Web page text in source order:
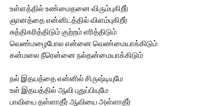
உள்ளத்தில் உண்மைதனை விரும்புகிறீர்
ஞானத்தை என்னிடத்தில் விளம்புகிறீர்
சுத்திகரித்திடும் குற்றம் எரித்திடும்
வெண்மழைபோல என்னை வெண்மையாக்கிடும்
கன்மலை நீரென்னை நல்தன்மையாக்கிடும்
நல் இதயத்தை என்னில் சிருஷ்டியுமே
உள் இதயத்தில் ஆவி புதுப்பியுமே
பாவியை தள்ளாதீர் ஆவியை அள்ளாதீர்